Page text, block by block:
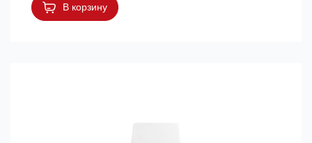
В корзину